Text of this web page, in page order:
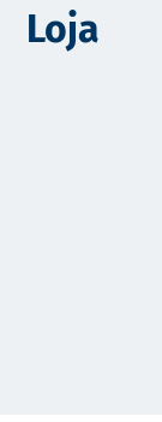
o
Loja